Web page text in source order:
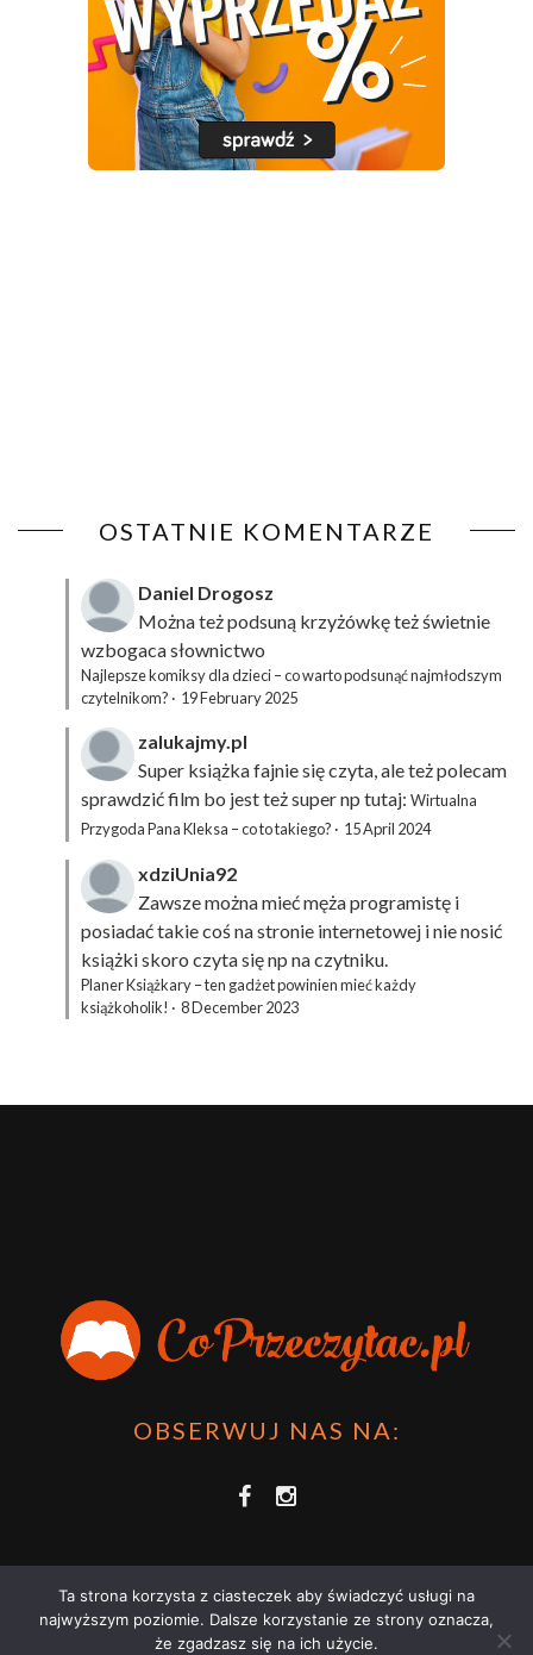
OSTATNIE KOMENTARZE
Daniel Drogosz
Można też podsuną krzyżówkęteż świetnie
wzbogaca słownictwo
Najlepsze komiksy dla dzieci – co warto podsunąć najmłodszym
czytelnikom? · 19 February 2025
zalukajmy.pl
Super książka fajnie się czyta, ale też polecam
sprawdzić film bo jest też super np tutaj: Wirtualna
Przygoda Pana Kleksa – co to takiego? · 15 April 2024
xdziUnia92
Zawsze można mieć męża programistę i
posiadać takie coś na stronie internetowej i nie nosić
książki skoro czyta się np na czytniku.
Planer Książkary – ten gadżet powinien mieć każdy
książkoholik! · 8 December 2023
OBSERWUJ NAS NA:
Ta strona korzysta z ciasteczek aby świadczyć usługi na
najwyższym poziomie. Dalsze korzystanie ze strony oznacza,
że zgadzasz się na ich użycie.